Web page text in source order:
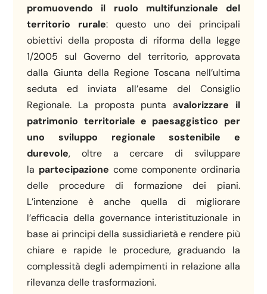
promuovendo il ruolo multifunzionale del
territorio rurale: questo uno dei principali
obiettivi della proposta di riforma della legge
1/2005 sul Governo del territorio, approvata
dalla Giunta della Regione Toscana nell’ultima
seduta ed inviata all’esame del Consiglio
Regionale. La proposta punta avalorizzare il
patrimonio territoriale e paesaggistico per
uno sviluppo regionale sostenibile e
durevole, oltre a cercare di sviluppare
la partecipazione come componente ordinaria
delle procedure di formazione dei piani.
L’intenzione è anche quella di migliorare
l’efficacia della governance interistituzionale in
base ai principi della sussidiarietà e rendere più
chiare e rapide le procedure, graduando la
complessità degli adempimenti in relazione alla
rilevanza delle trasformazioni.